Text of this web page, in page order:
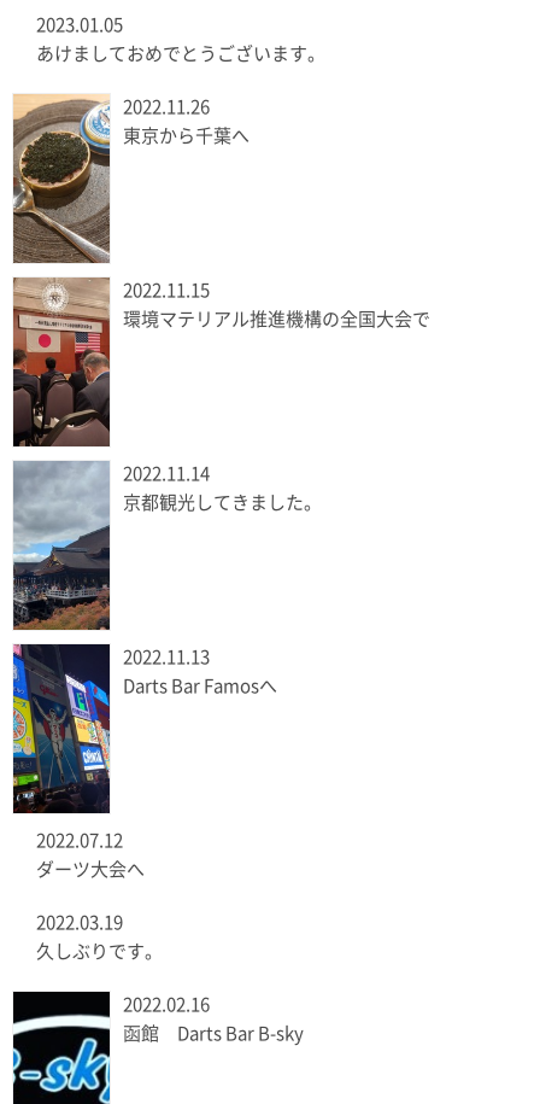
2023.01.05
あけましておめでとうございます。
2022.11.26
東京から千葉へ
2022.11.15
環境マテリアル推進機構の全国大会で
2022.11.14
京都観光してきました。
2022.11.13
Darts Bar Famosへ
2022.07.12
ダーツ大会へ
2022.03.19
久しぶりです。
2022.02.16
函館 Darts Bar B-sky